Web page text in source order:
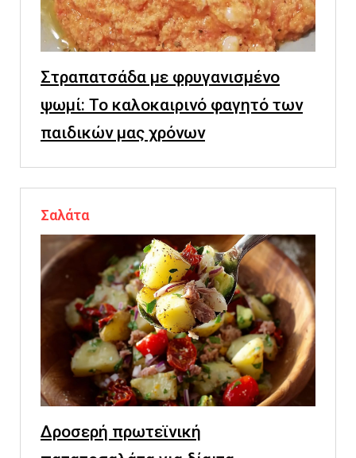
Στραπατσάδα με φρυγανισμένο
ψωμί: Το καλοκαιρινό φαγητό των
παιδικών μας χρόνων
Σαλάτα
Δροσερή πρωτεϊνική